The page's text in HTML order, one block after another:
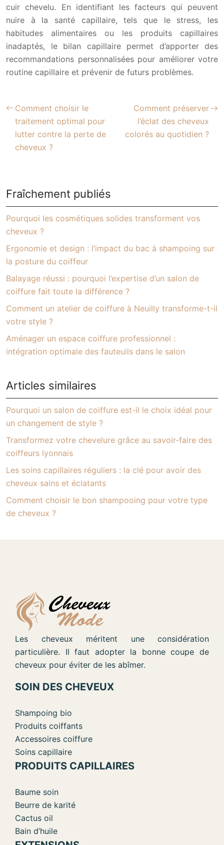
cuir chevelu. En identifiant les facteurs qui peuvent
nuire à la santé capillaire, tels que le stress, les
habitudes alimentaires ou les produits capillaires
inadaptés, le bilan capillaire permet d’apporter des
recommandations personnalisées pour améliorer votre
routine capillaire et prévenir de futurs problèmes.
Comment choisir le
traitement optimal pour
lutter contre la perte de
cheveux ?
Comment préserver
l’éclat des cheveux
colorés au quotidien ?
Fraîchement publiés
Pourquoi les cosmétiques solides transforment vos
cheveux ?
Ergonomie et design : l’impact du bac à shampoing sur
la posture du coiffeur
Balayage réussi : pourquoi l’expertise d’un salon de
coiffure fait toute la différence ?
Comment un atelier de coiffure à Neuilly transforme-t-il
votre style ?
Aménager un espace coiffure professionnel :
intégration optimale des fauteuils dans le salon
Articles similaires
Pourquoi un salon de coiffure est-il le choix idéal pour
un changement de style ?
Transformez votre chevelure grâce au savoir-faire des
coiffeurs lyonnais
Les soins capillaires réguliers : la clé pour avoir des
cheveux sains et éclatants
Comment choisir le bon shampooing pour votre type
de cheveux ?
Les cheveux méritent une considération
particulière. Il faut adopter la bonne coupe de
cheveux pour éviter de les abîmer.
SOIN DES CHEVEUX
Shampoing bio
Produits coiffants
Accessoires coiffure
Soins capillaire
PRODUITS CAPILLAIRES
Baume soin
Beurre de karité
Cactus oil
Bain d’huile